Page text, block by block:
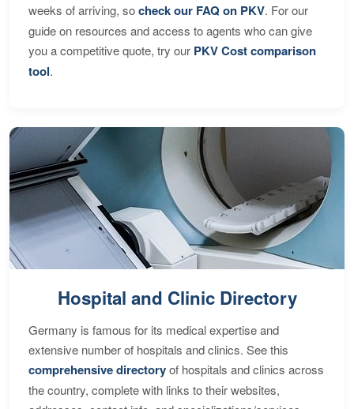
weeks of arriving, socheck our FAQ on PKV. For our
guide on resources and access to agents who can give
you a competitive quote, try our PKV Cost comparison
tool.
Hospital and Clinic Directory
Germany is famous for its medical expertise and
extensive number of hospitals and clinics. See this
comprehensive directoryof hospitals and clinics across
the country, complete with links to their websites,